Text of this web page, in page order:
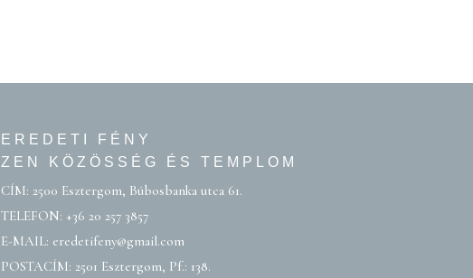
EREDETI FÉNY
ZEN KÖZÖSSÉG ÉS TEMPLOM
CÍM: 2500 Esztergom, Búbosbanka utca 61.
TELEFON: +36 20 257 3857
E-MAIL: eredetifeny@gmail.com
POSTACÍM: 2501 Esztergom, Pf.: 138.